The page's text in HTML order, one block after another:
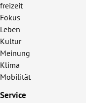
freizeit
Fokus
Leben
Kultur
Meinung
Klima
Mobilität
Service